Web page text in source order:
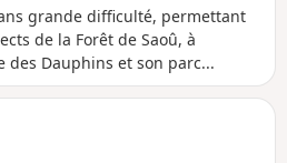
grande difficulté, permettant
de la Forêt de Saoû, à
des Dauphins et son parc...